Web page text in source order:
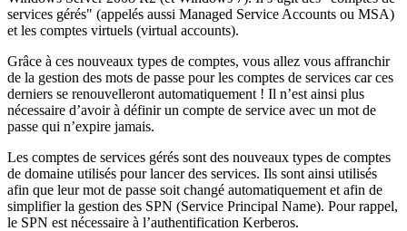
services gérés" (appelés aussi Managed Service Accounts ou MSA)
et les comptes virtuels (virtual accounts).
Grâce à ces nouveaux types de comptes, vous allez vous affranchir
de la gestion des mots de passe pour les comptes de services car ces
derniers se renouvelleront automatiquement ! Il n’est ainsi plus
nécessaire d’avoir à définir un compte de service avec un mot de
passe qui n’expire jamais.
Les comptes de services gérés sont des nouveaux types de comptes
de domaine utilisés pour lancer des services. Ils sont ainsi utilisés
afin que leur mot de passe soit changé automatiquement et afin de
simplifier la gestion des SPN (Service Principal Name). Pour rappel,
le SPN est nécessaire à l’authentification Kerberos.